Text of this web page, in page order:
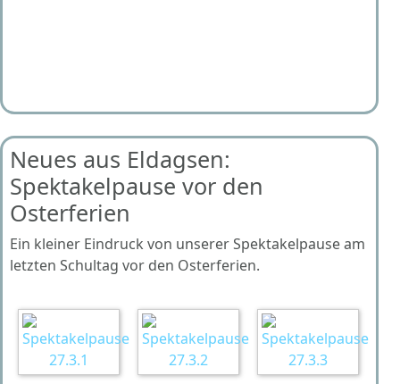
Neues aus Eldagsen:
Spektakelpause vor den
Osterferien
Ein kleiner Eindruck von unserer Spektakelpause am
letzten Schultag vor den Osterferien.